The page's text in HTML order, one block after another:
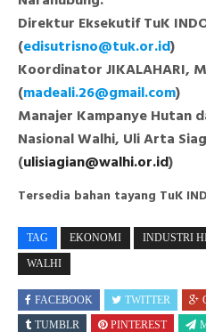
Direktur Eksekutif TuK
(edisutrisno@tuk.or.id)
Koordinator JIKALAHARI,
(madeali.26@gmail.com)
Manajer Kampanye Hutan
Nasional Walhi, Uli Arta
(ulisiagian@walhi.or.id)
Tersedia bahan tayang TuK
TAG EKONOMI INDUSTRI
WALHI
FACEBOOK TWITTER
TUMBLR
PINTEREST